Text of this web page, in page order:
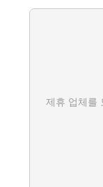
제휴 업체를